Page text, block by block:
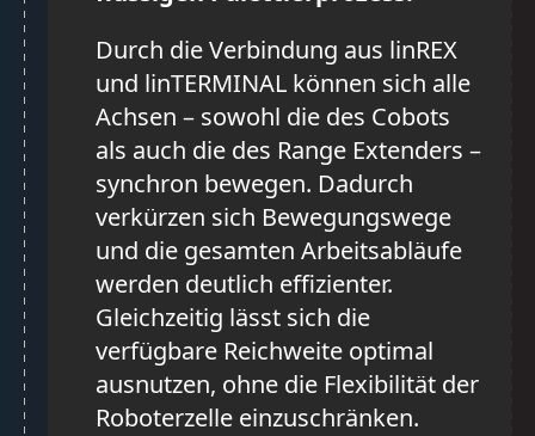
Durch die Verbindung aus linREX
und linTERMINAL können sich alle
Achsen – sowohl die des Cobots
als auch die des Range Extenders –
synchron bewegen. Dadurch
verkürzen sich Bewegungswege
und die gesamten Arbeitsabläufe
werden deutlich effizienter.
Gleichzeitig lässt sich die
verfügbare Reichweite optimal
ausnutzen, ohne die Flexibilität der
Roboterzelle einzuschränken.